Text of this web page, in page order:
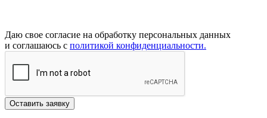
Даю свое согласие на обработку персональных данных
и соглашаюсь с политикой конфиденциальности.